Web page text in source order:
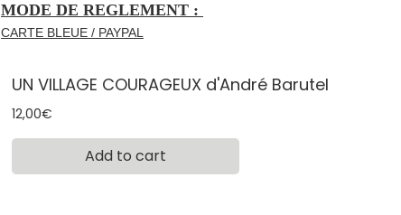
MODE DE REGLEMENT :
CARTE BLEUE / PAYPAL
UN VILLAGE COURAGEUX d'André Barutel
12,00€Prix
Add to cart